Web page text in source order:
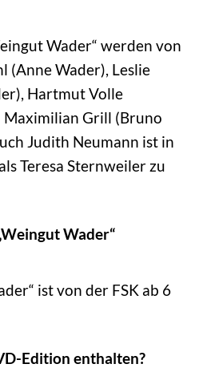
Wader“ werden von
(Anne Wader), Leslie
Hartmut Volle
Grill (Bruno
Judith Neumann ist in
Teresa Sternweiler zu
Wader“
ist von der FSK ab 6
Edition enthalten?